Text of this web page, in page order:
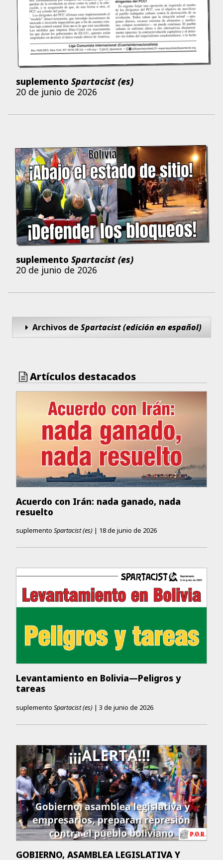
suplemento Spartacist (es)
20 de junio de 2026
suplemento Spartacist (es)
20 de junio de 2026
Archivos deSpartacist (edición en español)
Artículos destacados
Acuerdo con Irán: nada ganado, nada
resuelto
suplemento Spartacist (es) | 18 de junio de 2026
Levantamiento en Bolivia—Peligros y
tareas
suplemento Spartacist (es) | 3 de junio de 2026
GOBIERNO, ASAMBLEA LEGISLATIVA Y